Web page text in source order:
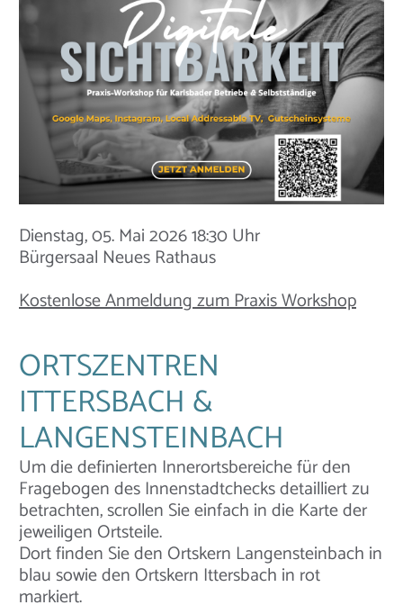
Dienstag, 05. Mai 2026 18:30 Uhr
Bürgersaal Neues Rathaus
Kostenlose Anmeldung zum Praxis Workshop
ORTSZENTREN
ITTERSBACH &
LANGENSTEINBACH
Um die definierten Innerortsbereiche für den
Fragebogen des Innenstadtchecks detailliert zu
betrachten, scrollen Sie einfach in die Karte der
jeweiligen Ortsteile.
Dort finden Sie den Ortskern Langensteinbach in
blau sowie den Ortskern Ittersbach in rot
markiert.